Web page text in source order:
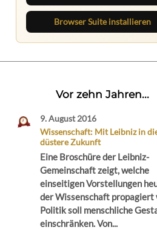
Browser Suite installieren
Vor zehn Jahren...
9. August 2016
Wissenschaft: Mit Leibniz in
düstere Zukunft
Eine Broschüre der Leibniz-
Gemeinschaft zeigt, welche
einseitigen Vorstellungen
der Wissenschaft propagiert
Politik soll menschliche
einschränken. Von...